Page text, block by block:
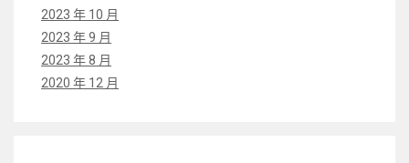
2023 年 10 月
2023 年 9 月
2023 年 8 月
2020 年 12 月